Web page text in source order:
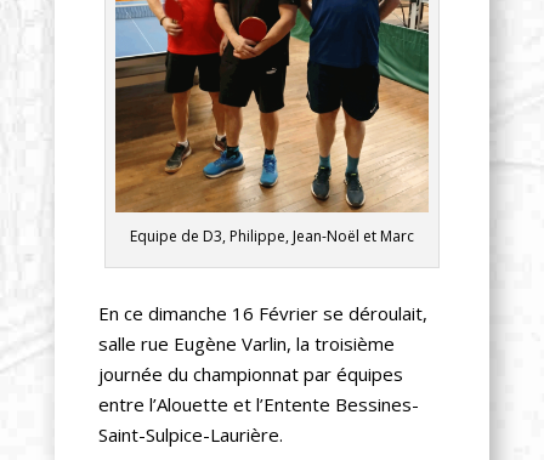
Equipe de D3, Philippe, Jean-Noël et Marc
En ce dimanche 16 Février se déroulait,
salle rue Eugène Varlin, la troisième
journée du championnat par équipes
entre l’Alouette et l’Entente Bessines-
Saint-Sulpice-Laurière.